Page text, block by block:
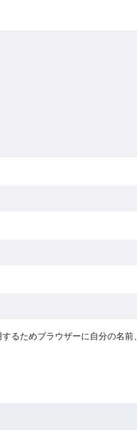
るためブラウザーに自分の名前